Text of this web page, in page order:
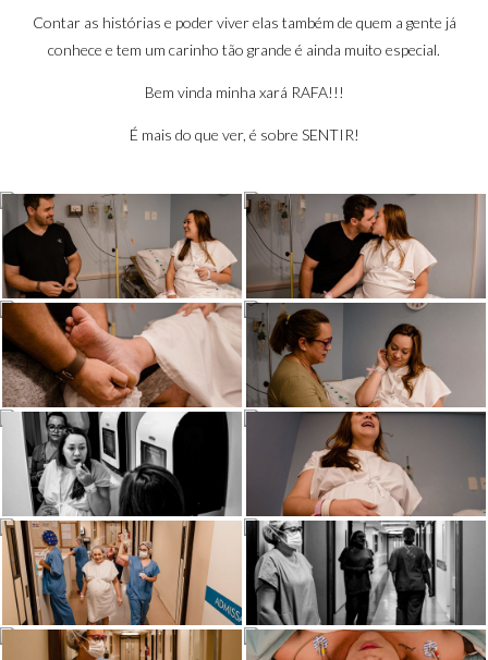
Contar as histórias e poder viver elas também de quem a gente já
conhece e tem um carinho tão grande é ainda muito especial.
Bem vinda minha xará RAFA!!!
É mais do que ver, é sobre SENTIR!